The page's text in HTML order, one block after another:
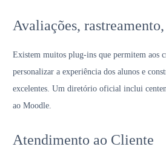
Avaliações,
Existem muitos plug-ins que permitem aos
personalizar a experiência dos alunos e
excelentes. Um diretório oficial inclui
ao Moodle.
Atendimento ao Cliente